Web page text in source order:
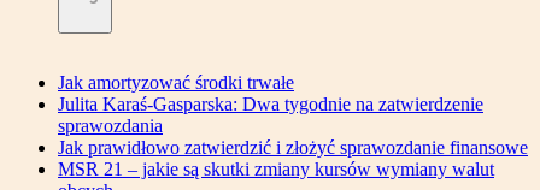
Jak amortyzować środki trwałe
Julita Karaś-Gasparska: Dwa tygodnie na zatwierdzenie
sprawozdania
Jak prawidłowo zatwierdzić i złożyć sprawozdanie finansowe
MSR 21 – jakie są skutki zmiany kursów wymiany walut